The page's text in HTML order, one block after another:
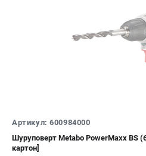
Артикул: 600984000
Шуруповерт Metabo PowerMaxx BS
картон]